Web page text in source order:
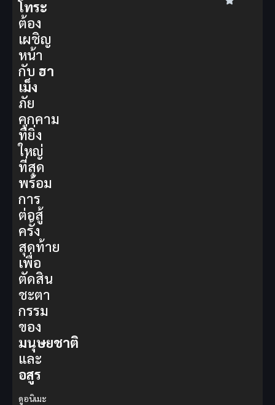
โทระ
ต้อง
เผชิญ
หน้า
กับ ฮา
เม็ง
ภัย
คุกคาม
ที่ยิ่ง
ใหญ่
ที่สุด
พร้อม
การ
ต่อสู้
ครั้ง
สุดท้าย
เพื่อ
ตัดสิน
ชะตา
กรรม
ของ
มนุษยชาติ
และ
อสูร
ดูอนิเมะ